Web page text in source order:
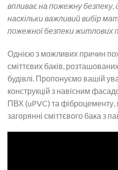
впливає на пожежну безпеку,
наскільки важливий вибір
пожежної безпеки житлових
Однією з можливих причин
сміттєвих баків,
будівлі. Пропонуємо вашій
конструкцій з навісним
ПВХ (uPVC) та фіброцементу,
загорянні сміттєвого бака з